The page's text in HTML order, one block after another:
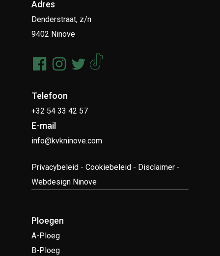
Adres
Denderstraat, z/n
9402 Ninove
Telefoon
+32 54 33 42 57
E-mail
info@kvkninove.com
Privacybeleid -Cookiebeleid - Disclaimer -
Webdesign Ninove
Ploegen
A-Ploeg
B-Ploeg